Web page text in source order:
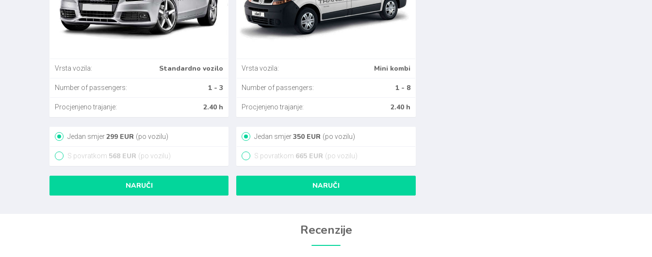
Vrsta vozila: Standardno vozilo
Number of passengers: 1 - 3
Procjenjeno trajanje: 2.40 h
Jedan smjer299 EUR (po vozilu)
S povratkom 568 EUR (po vozilu)
NARUČI
Vrsta vozila: Mini kombi
Number of passengers: 1 - 8
Procjenjeno trajanje: 2.40 h
Jedan smjer350 EUR (po vozilu)
S povratkom 665 EUR (po vozilu)
NARUČI
Recenzije